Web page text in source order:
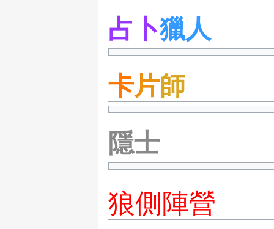
占卜獵人
卡片師
隱士
狼側陣營